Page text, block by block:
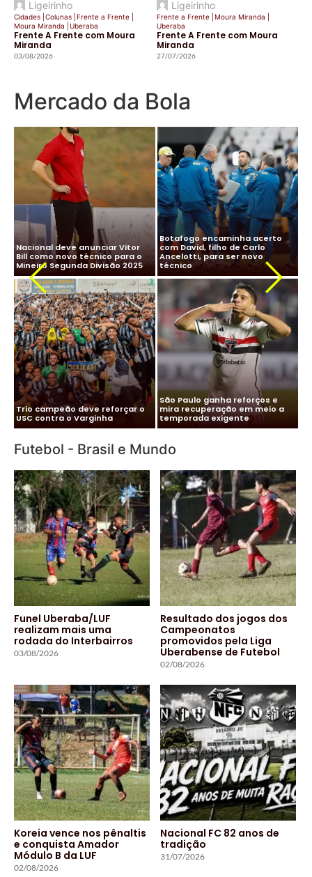
Ligeirinho
Cidades Colunas Frente a Frente
Moura Miranda
Uberaba
Frente A Frente com Moura
Miranda
03/08/2026
Ligeirinho
Frente a Frente Moura Miranda
Uberaba
Frente A Frente com Moura
Miranda
27/07/2026
Mercado da Bola
CBF desiste de Ancelotti:
salário milionário na Arábia e
impasse com Real Madrid
travam negociação
Ancelotti diz “sim” à Seleção
Brasileira e CBF finaliza
detalhes para oficializar
acordo
Cléber Xavier é o novo técnico
do Santos
Vitor Roque chega ao Brasil e
Palmeiras monta esquema
para evitar exposição
Futebol - Brasil e Mundo
Funel Uberaba/LUF
realizam mais uma
rodada do Interbairros
03/08/2026
Resultado dos jogos dos
Campeonatos
promovidos pela Liga
Uberabense de Futebol
02/08/2026
Koreia vence nos pênaltis
e conquista Amador
Módulo B da LUF
02/08/2026
Nacional FC 82 anos de
tradição
31/07/2026